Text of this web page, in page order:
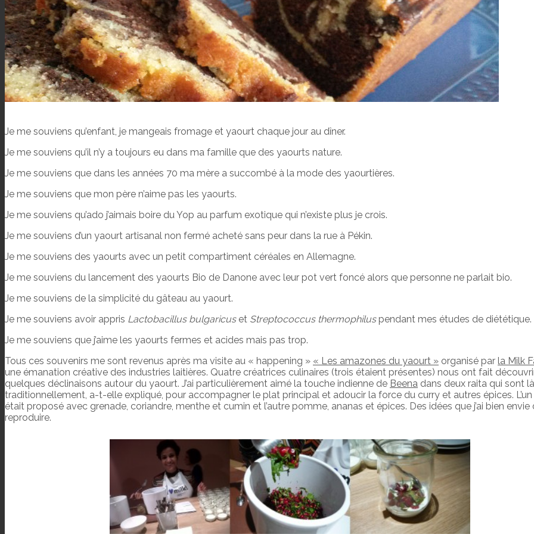
Je me souviens qu’enfant, je mangeais fromage et yaourt chaque jour au dîner.
Je me souviens qu’il n’y a toujours eu dans ma famille que des yaourts nature.
Je me souviens que dans les années 70 ma mère a succombé à la mode des yaourtières.
Je me souviens que mon père n’aime pas les yaourts.
Je me souviens qu’ado j’aimais boire du Yop au parfum exotique qui n’existe plus je crois.
Je me souviens d’un yaourt artisanal non fermé acheté sans peur dans la rue à Pékin.
Je me souviens des yaourts avec un petit compartiment céréales en Allemagne.
Je me souviens du lancement des yaourts Bio de Danone avec leur pot vert foncé alors que personne ne parlait bio.
Je me souviens de la simplicité du gâteau au yaourt.
Je me souviens avoir appris Lactobacillus bulgaricuset Streptococcus thermophiluspendant mes études de diététique.
Je me souviens que j’aime les yaourts fermes et acides mais pas trop.
Tous ces souvenirs me sont revenus après ma visite au « happening » « Les amazones du yaourt » organisé par la Milk
une émanation créative des industries laitières. Quatre créatrices culinaires (trois étaient présentes) nous ont fait
quelques déclinaisons autour du yaourt. J’ai particulièrement aimé la touche indienne de Beena dans deux raita qui sont là
traditionnellement, a-t-elle expliqué, pour accompagner le plat principal et adoucir la force du curry et autres épices. L’un
était proposé avec grenade, coriandre, menthe et cumin et l’autre pomme, ananas et épices. Des idées que j’ai bien envie
reproduire.